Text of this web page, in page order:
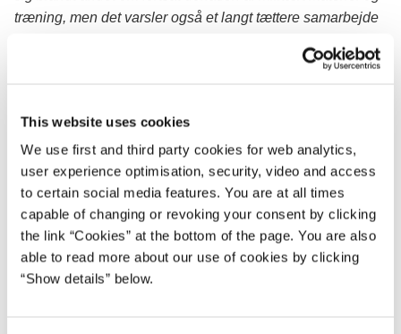
This website uses cookies
We use first and third party cookies for web analytics,
user experience optimisation, security, video and access
to certain social media features. You are at all times
capable of changing or revoking your consent by clicking
the link “Cookies” at the bottom of the page. You are also
able to read more about our use of cookies by clicking
“Show details” below.
træning, men det varsler også et langt tættere samarbejde
forsvare landet mod den igangværende russiske
angrebskrig. På længere sigt vil sikkerhedssamarbejdet
være med til at afskrække fremtidige russiske angreb ved
blandt andet at styrke den ukrainske samfundsrobusthed.
Tilsagnene bygger bro til Ukraines fremtidige EU og NATO
medlemskab. Det sker blandt andet ved, at Ukraine også
forpligter sig til at gennemføre de nødvendige reformer, der